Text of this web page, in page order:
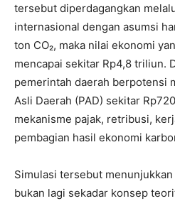
tersebut diperdagangkan
internasional dengan asumsi
ton CO₂, maka nilai ekonomi
mencapai sekitar Rp4,8 triliun.
pemerintah daerah berpotensi
Asli Daerah (PAD) sekitar
mekanisme pajak, retribusi,
pembagian hasil ekonomi
Simulasi tersebut
bukan lagi sekadar konsep